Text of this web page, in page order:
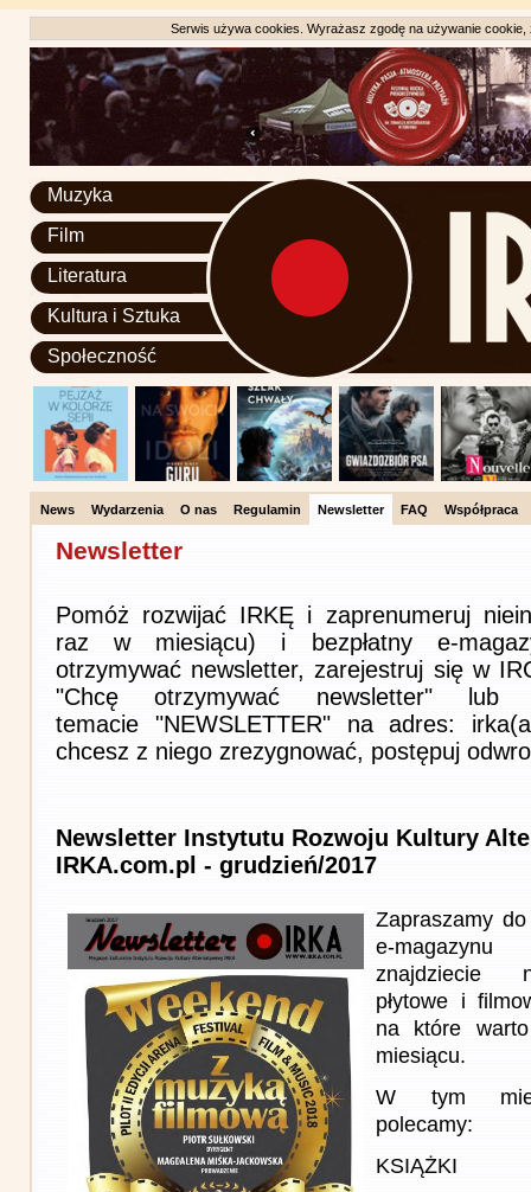
Serwis używa cookies. Wyrażasz zgodę na używanie
Muzyka
Film
Literatura
Kultura i Sztuka
Społeczność
News Wydarzenia O nas Regulamin Newsletter FAQ Współpraca
Newsletter
Pomóż rozwijać IRKĘ i zaprenumeruj
raz w miesiącu) i bezpłatny e-
otrzymywać newsletter, zarejestruj się w
"Chcę otrzymywać newsletter"
temacie "NEWSLETTER" na adres:
chcesz z niego zrezygnować, postępuj
Newsletter Instytutu Rozwoju Kultury
IRKA.com.pl - grudzień/2017
Zapraszamy
e-
znajdziecie
płytowe i
na które
miesiącu.
W tym
polecamy:
KSIĄŻKI